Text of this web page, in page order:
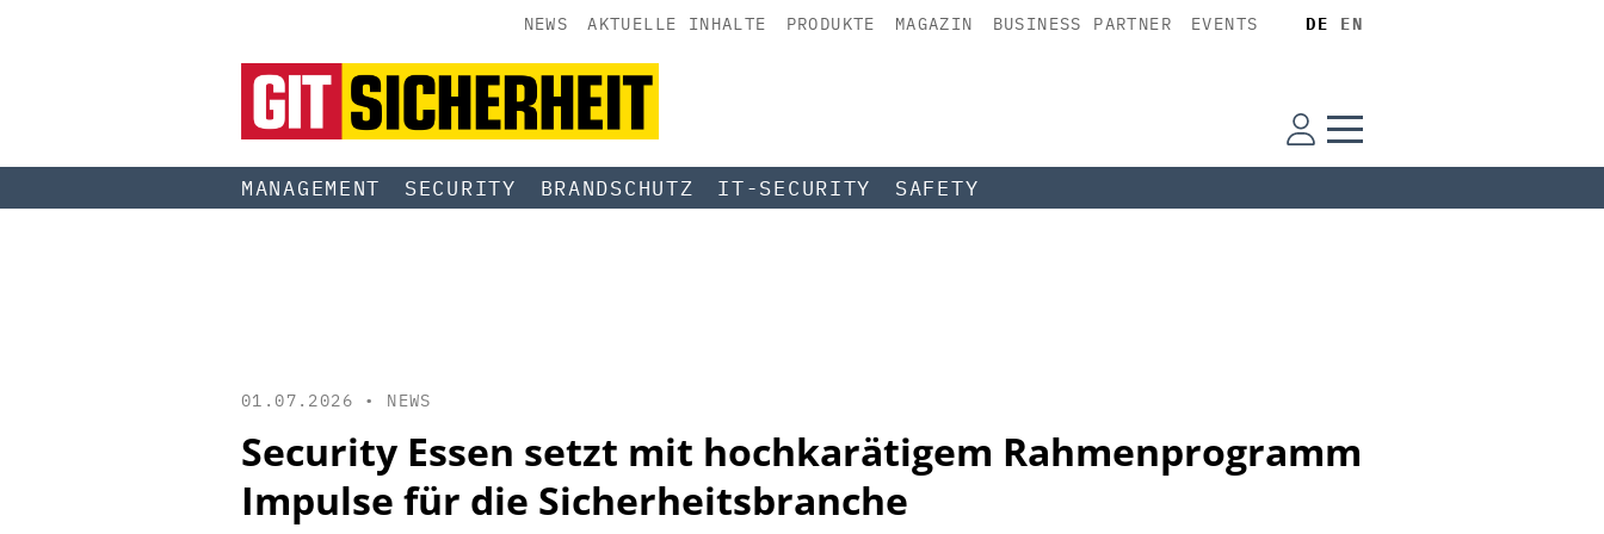
NEWS AKTUELLE INHALTE PRODUKTE MAGAZIN BUSINESS PARTNER EVENTS DE EN
MANAGEMENT SECURITY BRANDSCHUTZ IT-SECURITY SAFETY
01.07.2026 • NEWS
Security Essen setzt mit hochkarätigem Rahmenprogramm
Impulse für die Sicherheitsbranche